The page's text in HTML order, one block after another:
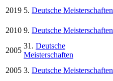
2019 5. Deutsche Meisterschaften
2010 9. Deutsche Meisterschaften
2005
31. Deutsche
Meisterschaften
2005 3. Deutsche Meisterschaften